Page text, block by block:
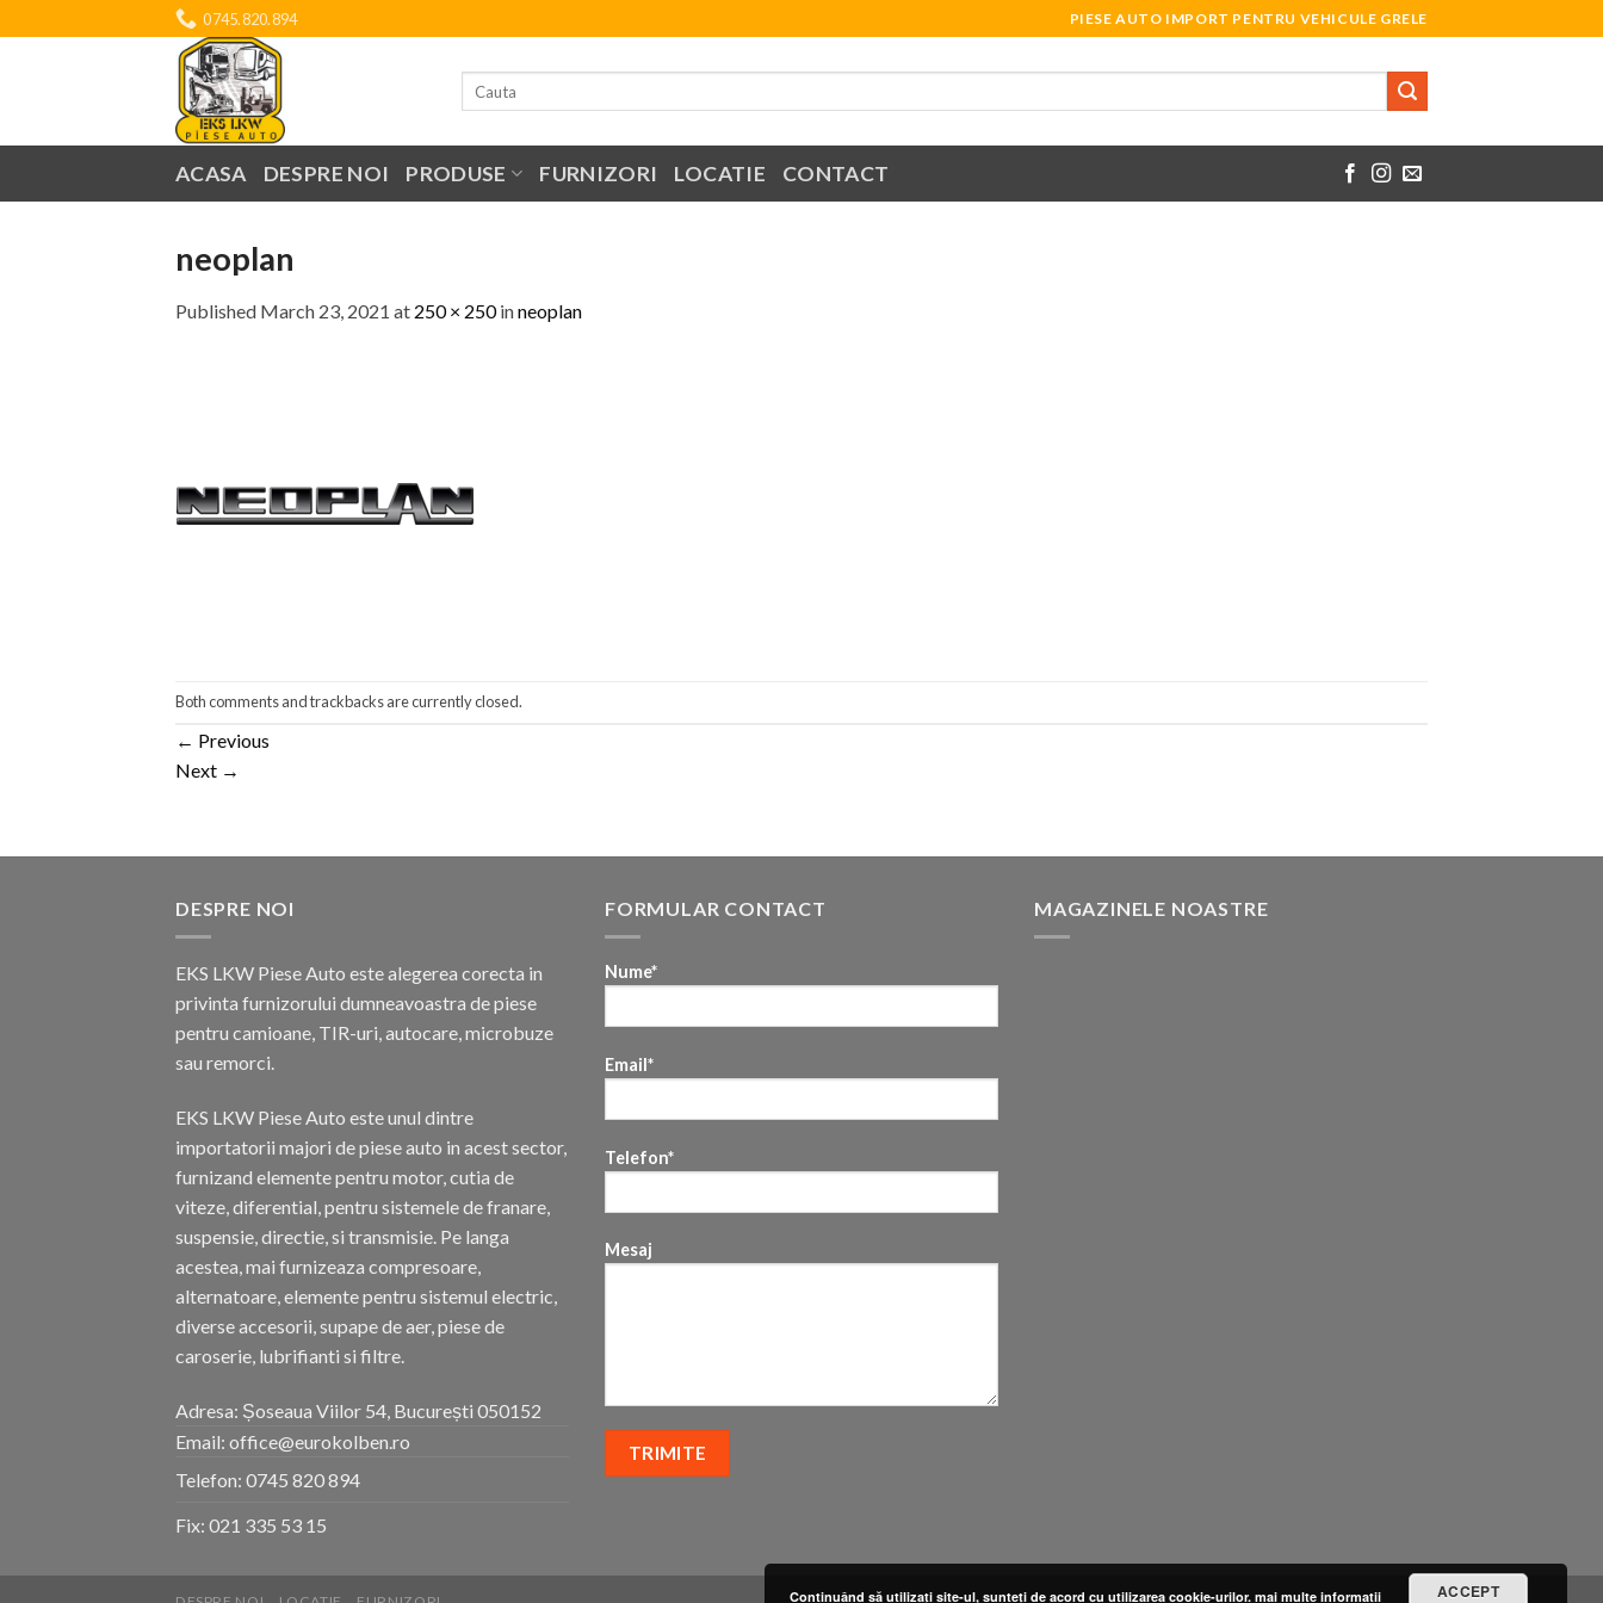
to
0745.820.894 PIESE AUTO IMPORT PENTRU VEHICULE GRELE
ACASA DESPRE NOI PRODUSE FURNIZORI LOCATIE CONTACT
neoplan
Published March 23, 2021 at 250 × 250inneoplan
Both comments and trackbacks are currently closed.
← Previous
Next →
DESPRE NOI
EKS LKW Piese Auto este alegerea corecta in
privinta furnizorului dumneavoastra de piese
pentru camioane, TIR-uri, autocare, microbuze
sau remorci.
EKS LKW Piese Auto este unul dintre
importatorii majori de piese auto in acest sector,
furnizand elemente pentru motor, cutia de
viteze, diferential, pentru sistemele de franare,
suspensie, directie, si transmisie. Pe langa
acestea, mai furnizeaza compresoare,
alternatoare, elemente pentru sistemul electric,
diverse accesorii, supape de aer, piese de
caroserie, lubrifianti si filtre.
Adresa: Șoseaua Viilor 54, București 050152
Email: office@eurokolben.ro
Telefon: 0745 820 894
Fix: 021 335 53 15
FORMULAR CONTACT
Nume*
Email*
Telefon*
Mesaj
MAGAZINELE NOASTRE
Continuând să utilizați site-ul, sunteți de acord cu utilizarea cookie-urilor. mai multe informatii ACCEPT